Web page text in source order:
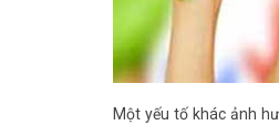
Một yếu tố khác ảnh